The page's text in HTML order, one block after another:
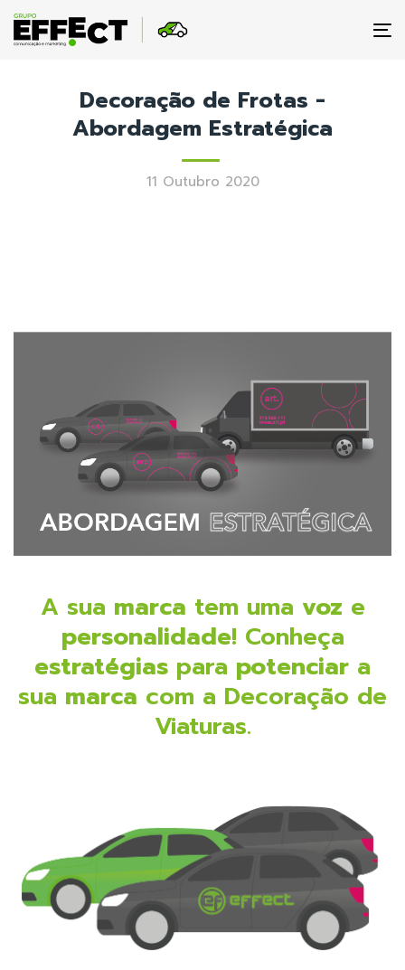
Decoração de Frotas -
Abordagem Estratégica
11 Outubro 2020
A sua marca tem uma voz e
personalidade! Conheça
estratégias para potenciar a
sua marca com a Decoração de
Viaturas.